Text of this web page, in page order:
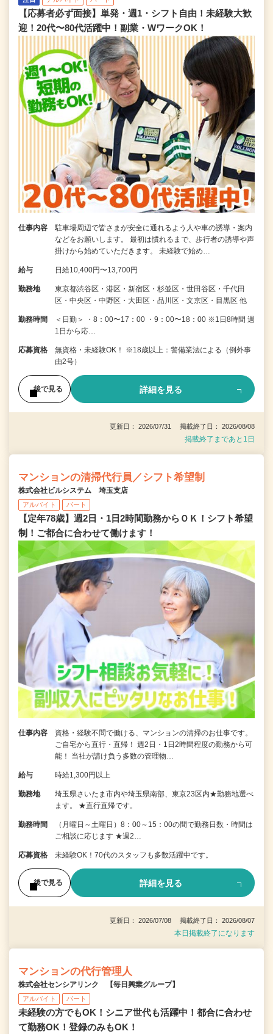
【応募者必ず面接】単発・週1・シフト自由！未経験大歓
迎！20代〜80代活躍中！副業・WワークOK！
仕事内容
駐車場周辺で皆さまが安全に通れるよう人や車の誘導・案内
などをお願いします。 最初は慣れるまで、歩行者の誘導や声
掛けから始めていただきます。 未経験で始め…
給与 日給10,400円〜13,700円
勤務地
東京都渋谷区・港区・新宿区・杉並区・世田谷区・千代田
区・中央区・中野区・大田区・品川区・文京区・目黒区 他
勤務時間
＜日勤＞ ・8：00〜17：00 ・9：00〜18：00 ※1日8時間 週
1日から応…
応募資格
無資格・未経験OK！ ※18歳以上：警備業法による（例外事
由2号）
後で見る 詳細を見る
更新日： 2026/07/31 掲載終了日： 2026/08/08
掲載終了まであと1日
マンションの清掃代行員／シフト希望制
株式会社ビルシステム 埼玉支店
アルバイト パート
【定年78歳】週2日・1日2時間勤務からＯＫ！シフト希望
制！ご都合に合わせて働けます！
仕事内容
資格・経験不問で働ける、マンションの清掃のお仕事です。
ご自宅から直行・直帰！ 週2日・1日2時間程度の勤務から可
能！ 当社が請け負う多数の管理物…
給与 時給1,300円以上
勤務地
埼玉県さいたま市内や埼玉県南部、東京23区内★勤務地選べ
ます。 ★直行直帰です。
勤務時間
（月曜日～土曜日）8：00～15：00の間で勤務日数・時間は
ご相談に応じます ★週2…
応募資格 未経験OK！70代のスタッフも多数活躍中です。
後で見る 詳細を見る
更新日： 2026/07/08 掲載終了日： 2026/08/07
本日掲載終了になります
マンションの代行管理人
株式会社センシアリンク 【毎日興業グループ】
アルバイト パート
未経験の方でもOK！シニア世代も活躍中！都合に合わせ
て勤務OK！登録のみもOK！